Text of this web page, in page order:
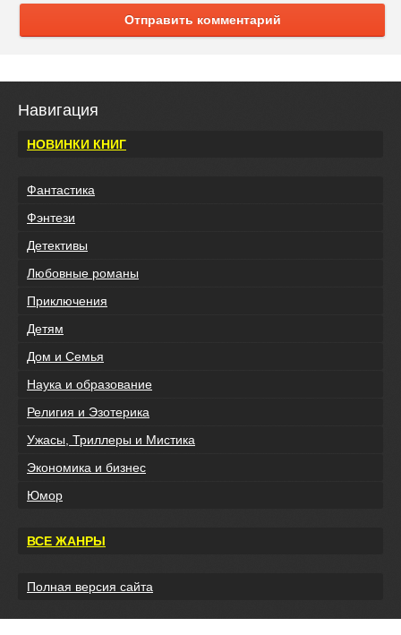
Отправить комментарий
Навигация
НОВИНКИ КНИГ
Фантастика
Фэнтези
Детективы
Любовные романы
Приключения
Детям
Дом и Семья
Наука и образование
Религия и Эзотерика
Ужасы, Триллеры и Мистика
Экономика и бизнес
Юмор
ВСЕ ЖАНРЫ
Полная версия сайта